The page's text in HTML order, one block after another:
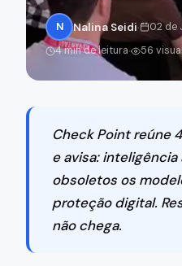
N Nalina Seidi· 02 de
4 min de leitura· 56
Check Point reúne
e avisa:
obsoletos os
proteção digital.
não chega.